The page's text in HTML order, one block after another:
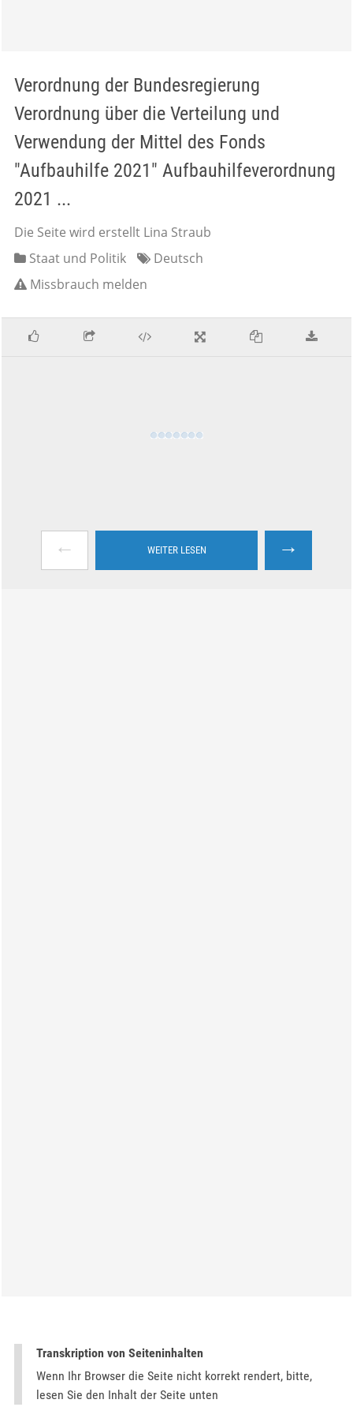
Verordnung der Bundesregierung
Verordnung über die Verteilung und
Verwendung der Mittel des Fonds
"Aufbauhilfe 2021" Aufbauhilfeverordnung
2021 ...
Die Seite wird erstellt Lina Straub
Staat und Politik
Deutsch
Missbrauch melden
← WEITER LESEN →
Transkription von Seiteninhalten
Wenn Ihr Browser die Seite nicht korrekt rendert, bitte,
lesen Sie den Inhalt der Seite unten